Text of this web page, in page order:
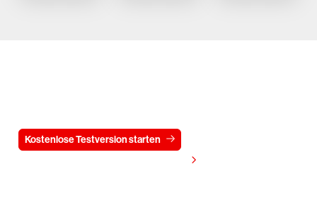
Kostenlose Testversion starten